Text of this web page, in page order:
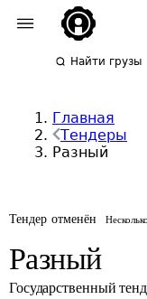
Найти грузы
Главная
Тендеры
Разный
Тендер отменён
Разный
Государственный